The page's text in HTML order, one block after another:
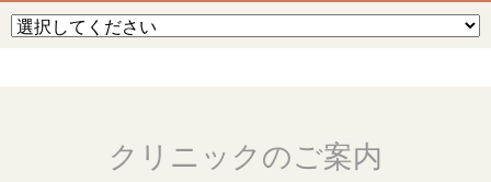
クリニックのご案内